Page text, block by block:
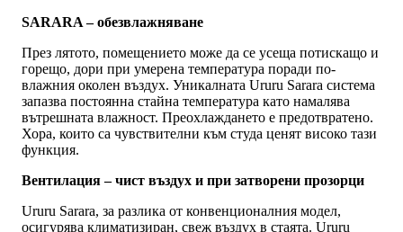
SARARA – обезвлажняване
През лятото, помещението може да се усеща потискащо и
горещо, дори при умерена температура поради по-
влажния околен въздух. Уникалната Ururu Sarara система
запазва постоянна стайна температура като намалява
вътрешната влажност. Преохлаждането е предотвратено.
Хора, които са чувствителни към студа ценят високо тази
функция.
Вентилация – чист въздух и при затворени прозорци
Ururu Sarara, за разлика от конвенционалния модел,
осигурява климатизиран, свеж въздух в стаята. Ururu